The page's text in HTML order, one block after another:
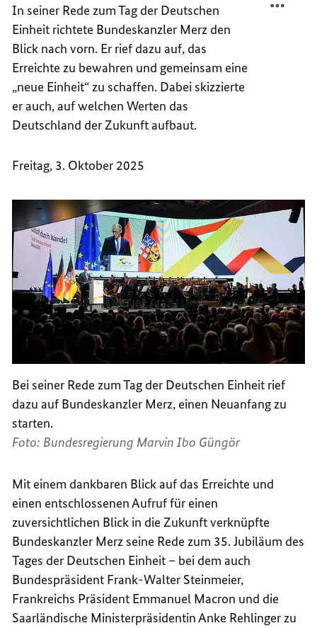
In seiner Rede zum Tag der Deutschen
Einheit richtete Bundeskanzler Merz den
Blick nach vorn. Er rief dazu auf, das
Erreichte zu bewahren und gemeinsam eine
neue Einheit zu schaffen. Dabei skizzierte
er auch, auf welchen Werten das
Deutschland der Zukunft aufbaut.
Freitag, 3. Oktober 2025
Bei seiner Rede zum Tag der Deutschen Einheit rief
dazu auf Bundeskanzler Merz, einen Neuanfang zu
starten.
Foto: Bundesregierung Marvin Ibo Güngör
Mit einem dankbaren Blick auf das Erreichte und
einen entschlossenen Aufruf für einen
zuversichtlichen Blick in die Zukunft verknüpfte
Bundeskanzler Merz seine Rede zum 35. Jubiläum des
Tages der Deutschen Einheit – bei dem auch
Bundespräsident Frank-Walter Steinmeier,
Frankreichs Präsident Emmanuel Macron und die
Saarländische Ministerpräsidentin Anke Rehlinger zu